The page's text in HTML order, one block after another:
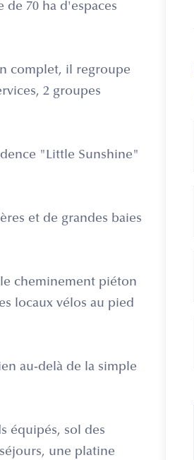
70 ha d'espaces
complet, il regroupe
2 groupes
"Little Sunshine"
et de grandes baies
cheminement piéton
locaux vélos au pied
au-delà de la simple
équipés, sol des
une platine